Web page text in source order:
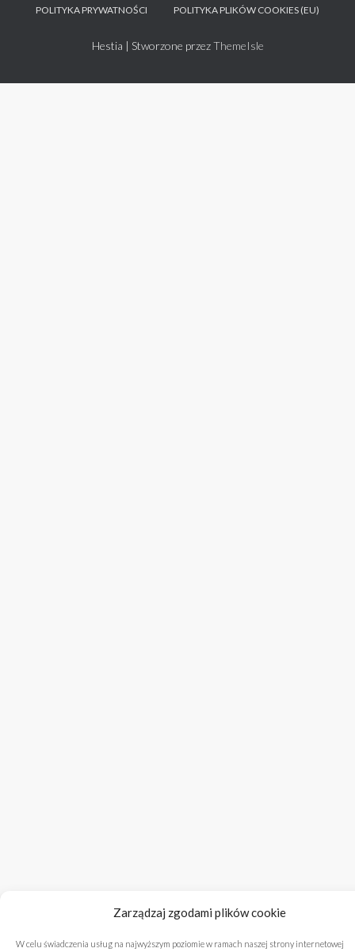
Zarządzaj zgodami plików cookie
W celu świadczenia usług na najwyższym poziomie w ramach naszej strony internetowej
POLITYKA PRYWATNOŚCI POLITYKA PLIKÓW COOKIES (EU)
Hestia | Stworzone przezThemeIsle